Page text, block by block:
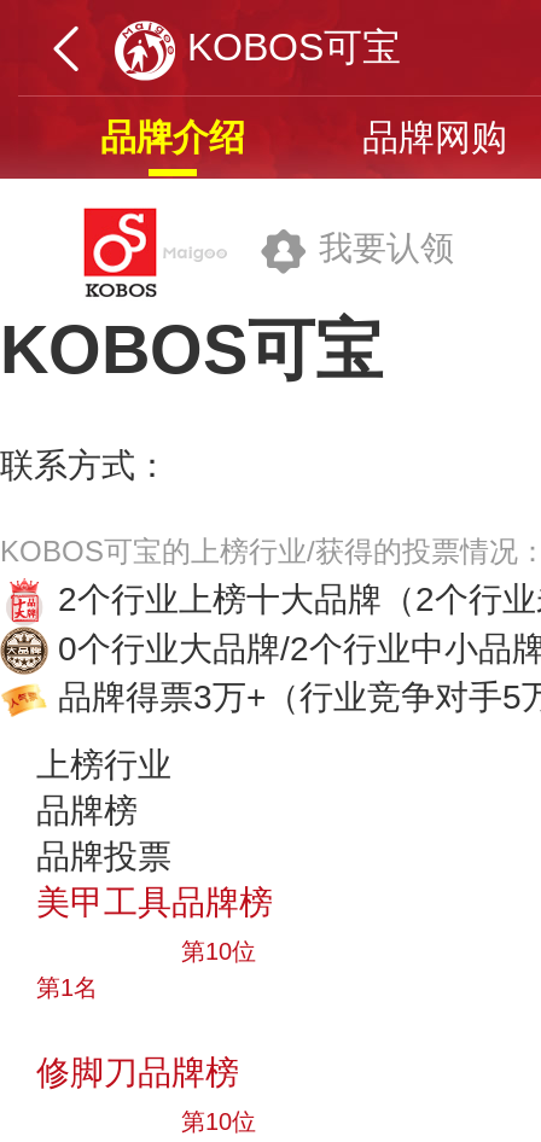
KOBOS可宝
品牌介绍 品牌网购
我要认领
KOBOS可宝
联系方式：
KOBOS可宝的上榜行业/获得的投票情况
2个行业上榜十大品牌 （2个行
0个行业大品牌/2个行业中小品
品牌得票3万+ （行业竞争对手5
上榜行业
品牌榜
品牌投票
美甲工具品牌榜
第10位
第1名
修脚刀品牌榜
第10位